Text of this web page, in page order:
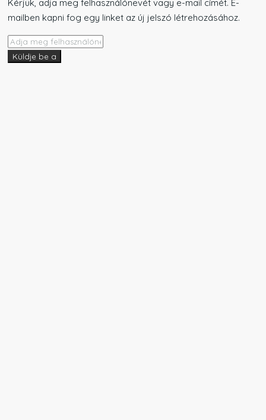
Kérjük, adja meg felhasználónevét vagy e-mail címét. E-
mailben kapni fog egy linket az új jelszó létrehozásához.
Küldje be a